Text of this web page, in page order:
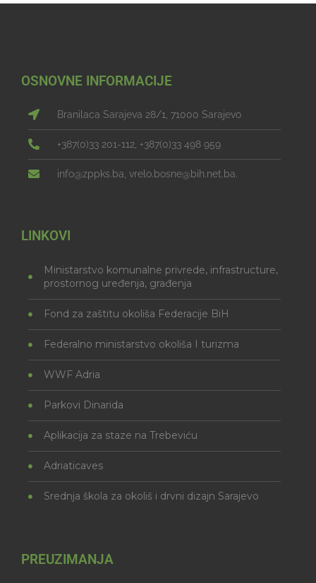
OSNOVNE INFORMACIJE
Branilaca Sarajeva 28/1, 71000 Sarajevo
+387(0)33 201-112, +387(0)33 498 959
info@zppks.ba, vrelo.bosne@bih.net.ba.
LINKOVI
Ministarstvo komunalne privrede, infrastructure,
prostornog uređenja, građenja
Fond za zaštitu okoliša Federacije BiH
Federalno ministarstvo okoliša I turizma
WWF Adria
Parkovi Dinarida
Aplikacija za staze na Trebeviću
Adriaticaves
Srednja škola za okoliš i drvni dizajn Sarajevo
PREUZIMANJA